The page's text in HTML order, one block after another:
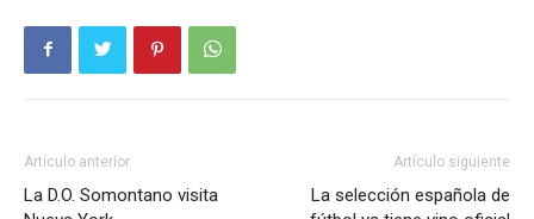
Artículo anterior
La D.O. Somontano visita
Artículo siguiente
La selección española de